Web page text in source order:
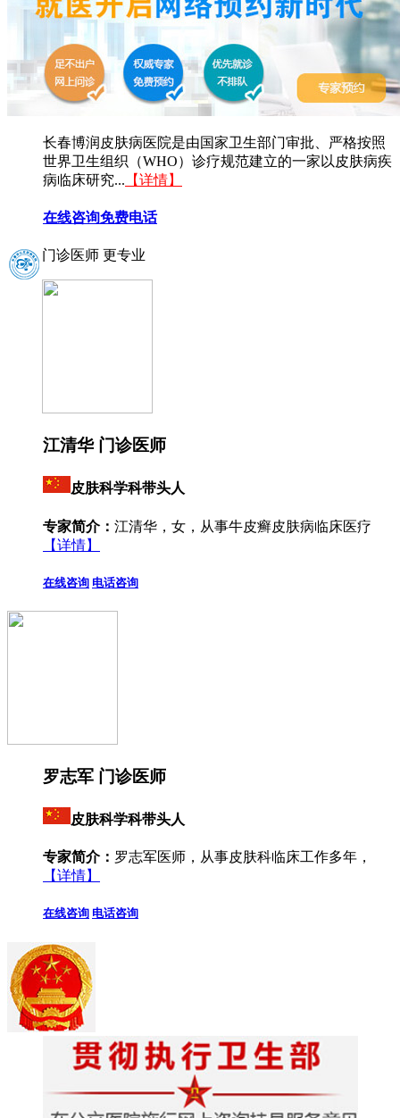
长春博润皮肤病医院是由国家卫生部门审批、严格按照
世界卫生组织（WHO）诊疗规范建立的一家以皮肤病疾
病临床研究... 【详情】
在线咨询免费电话
门诊医师 更专业
江清华 门诊医师
皮肤科学科带头人
专家简介： 江清华，女，从事牛皮癣皮肤病临床医疗
【详情】
在线咨询 电话咨询
罗志军 门诊医师
皮肤科学科带头人
专家简介： 罗志军医师，从事皮肤科临床工作多年，
【详情】
在线咨询 电话咨询